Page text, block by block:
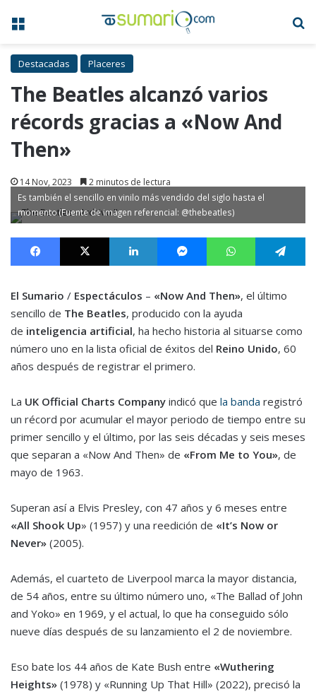
Menú
Destacadas Placeres
The Beatles alcanzó varios
récords gracias a «Now And
Then»
14 Nov, 2023 2 minutos de lectura
Es también el sencillo en vinilo más vendido del siglo hasta el
momento (Fuente de imagen referencial: @thebeatles)
Facebook X LinkedIn MessengerWhatsApp
El Sumario / Espectáculos – «Now And Then», el último
sencillo de The Beatles, producido con la ayuda
de inteligencia artificial, ha hecho historia al situarse como
número uno en la lista oficial de éxitos del Reino Unido, 60
años después de registrar el primero.
La UK Official Charts Company indicó que la banda registró
un récord por acumular el mayor periodo de tiempo entre su
primer sencillo y el último, por las seis décadas y seis meses
que separan a «Now And Then» de «From Me to You», de
mayo de 1963.
Superan así a Elvis Presley, con 47 años y 6 meses entre
«All Shook Up» (1957) y una reedición de «It’s Now or
Never» (2005).
Además, el cuarteto de Liverpool marca la mayor distancia,
de 54 años, entre su último número uno, «The Ballad of John
and Yoko» en 1969, y el actual, lo que ha conseguido sólo
nueve días después de su lanzamiento el 2 de noviembre.
Eso bate los 44 años de Kate Bush entre «Wuthering
Heights» (1978) y «Running Up That Hill» (2022), precisó la